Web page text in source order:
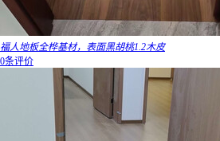
福人地板全桦基材，表面黑胡桃1.2木皮
0条评价